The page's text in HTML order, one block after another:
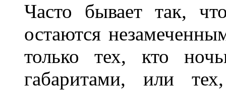
Часто бывает так,
остаются
только тех, кто
габаритами, или